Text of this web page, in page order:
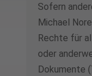
Sofern
Michael
Rechte für
oder
Dokumente